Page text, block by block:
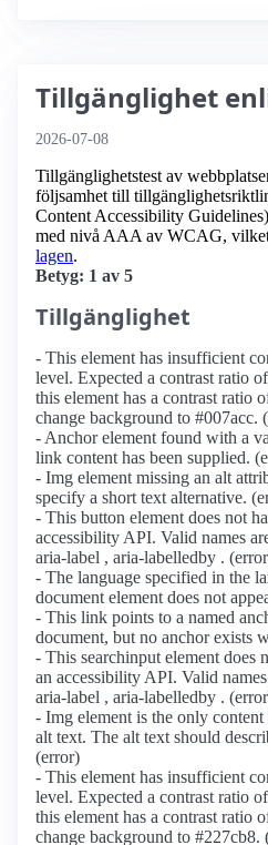
Tillgänglighet
2026-07-08
Tillgänglighetstest av
följsamhet till
Content Accessibility
med nivå AAA av WCAG,
lagen.
Betyg: 1 av 5
Tillgänglighet
- This element has insufficient
level. Expected a contrast ratio
this element has a contrast ratio
change background to #007acc.
- Anchor element found with a
link content has been supplied.
- Img element missing an alt
specify a short text alternative.
- This button element does not
accessibility API. Valid names
aria-label , aria-labelledby .
- The language specified in the
document element does not
- This link points to a named
document, but no anchor exists
- This searchinput element does
an accessibility API. Valid
aria-label , aria-labelledby .
- Img element is the only
alt text. The alt text should
(error)
- This element has insufficient
level. Expected a contrast ratio
this element has a contrast ratio
change background to #227cb8.